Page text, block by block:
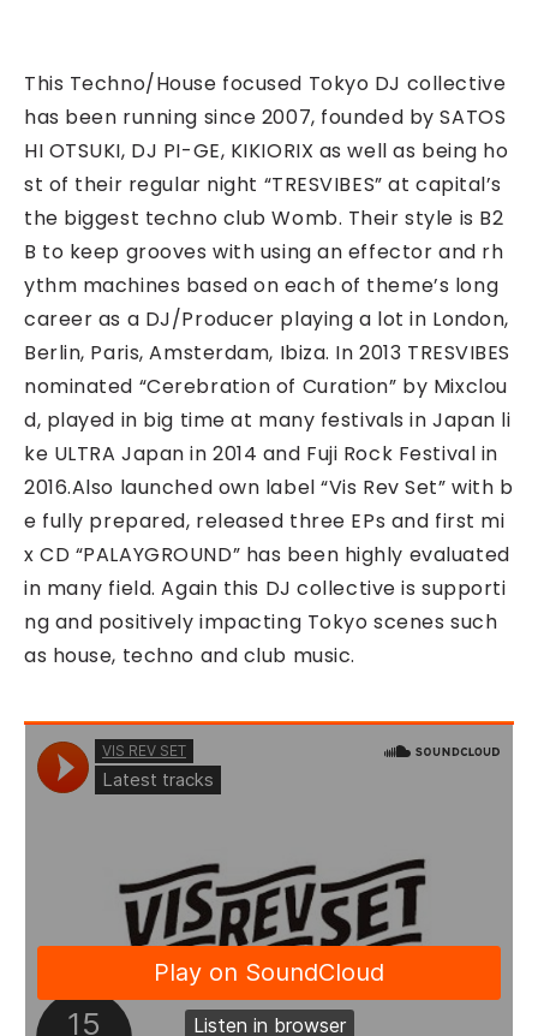
This Techno/House focused Tokyo DJ collective
has been running since 2007, founded by SATOS
HI OTSUKI, DJ PI-GE, KIKIORIX as well as being ho
st of their regular night “TRESVIBES” at capital’s
the biggest techno club Womb. Their style is B2
B to keep grooves with using an effector and rh
ythm machines based on each of theme’s long
career as a DJ/Producer playing a lot in London,
Berlin, Paris, Amsterdam, Ibiza. In 2013 TRESVIBES
nominated “Cerebration of Curation” by Mixclou
d, played in big time at many festivals in Japan li
ke ULTRA Japan in 2014 and Fuji Rock Festival in
2016.Also launched own label “Vis Rev Set” with b
e fully prepared, released three EPs and first mi
x CD “PALAYGROUND” has been highly evaluated
in many field. Again this DJ collective is supporti
ng and positively impacting Tokyo scenes such
as house, techno and club music.